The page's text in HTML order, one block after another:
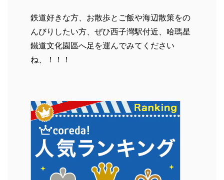
鉄道好きな方、お散歩とご飯や海辺散策をの
んびりしたい方、ぜひ西子灣駅付近、哈瑪星
鐵道文化園區へ足を運んでみてください
ね、！！！